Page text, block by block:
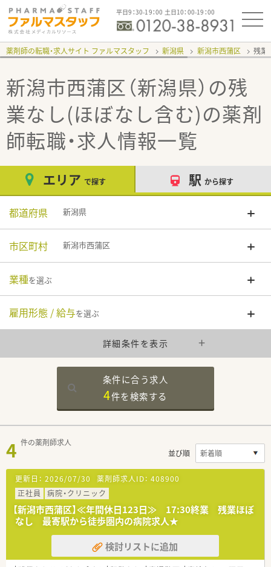
平日9：30-19：00 土日10：00-19：00
薬剤師の転職・求人サイト ファルマスタッフ 新潟県 新潟市西蒲区 残業
新潟市西蒲区（新潟県）の残
業なし(ほぼなし含む)の薬剤
師転職・求人情報一覧
エリア で探す 駅 から探す
都道府県 新潟県
市区町村 新潟市西蒲区
業種を選ぶ
雇用形態 / 給与を選ぶ
詳細条件を表示
条件に合う求人
4件を検索する
4 件の薬剤師求人
並び順
更新日： 2026/07/30 薬剤師求人ID： 408900
正社員
病院・クリニック
【新潟市西蒲区】≪年間休日123日≫ 17:30終業 残業ほぼ
なし 最寄駅から徒歩圏内の病院求人★
検討リストに追加